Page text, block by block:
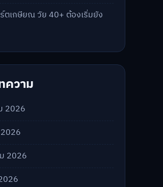
ตเกษียณ วัย 40+ ต้องเริ่มยัง
ความ
2026
2026